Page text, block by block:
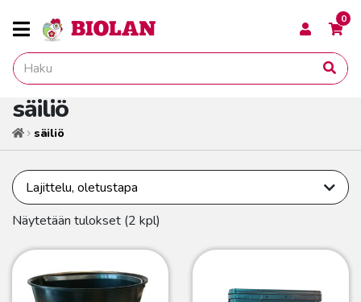
0
säiliö
Etusivu
säiliö
Näytetään tulokset (2 kpl)